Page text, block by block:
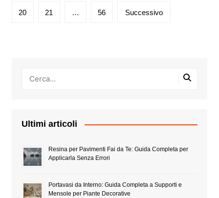
articoli
20 21 … 56 Successivo
Ultimi articoli
Resina per Pavimenti Fai da Te: Guida Completa per
Applicarla Senza Errori
Portavasi da Interno: Guida Completa a Supporti e
Mensole per Piante Decorative